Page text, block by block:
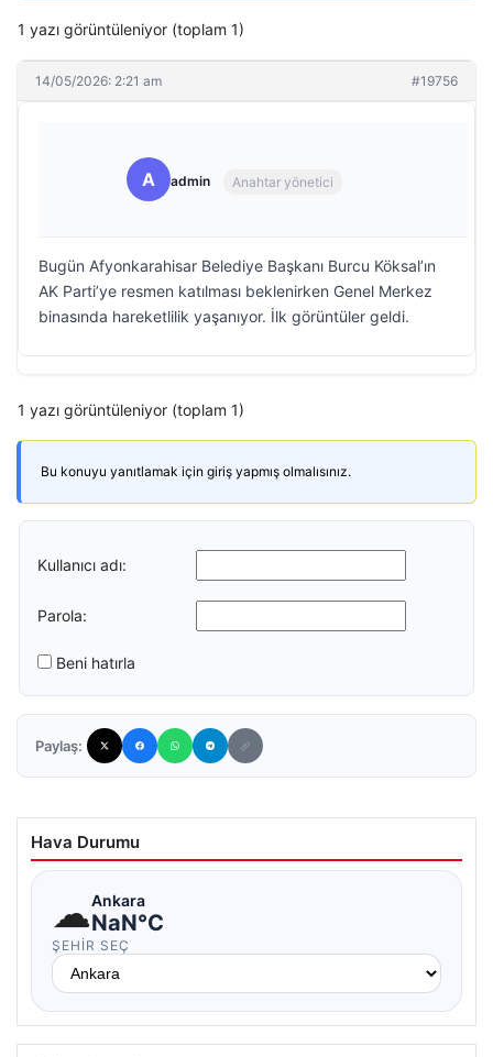
1 yazı görüntüleniyor (toplam 1)
14/05/2026: 2:21 am #19756
A admin Anahtar yönetici
Bugün Afyonkarahisar Belediye Başkanı Burcu Köksal’ın
AK Parti’ye resmen katılması beklenirken Genel Merkez
binasında hareketlilik yaşanıyor. İlk görüntüler geldi.
1 yazı görüntüleniyor (toplam 1)
Bu konuyu yanıtlamak için giriş yapmış olmalısınız.
Kullanıcı adı:
Parola:
Beni hatırla
Paylaş:
Hava Durumu
☁Ankara
NaN°C
ŞEHIR SEÇ